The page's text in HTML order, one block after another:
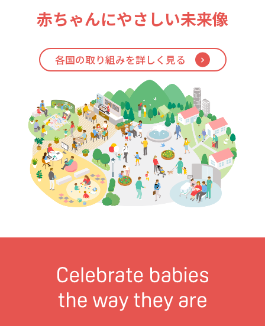
赤ちゃんにやさしい未来像
各国の取り組みを詳しく見る